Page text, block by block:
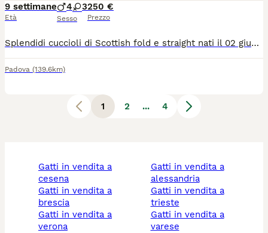
9 settimane
Età
4 3
Sesso
250 €
Prezzo
Splendidi cuccioli di Scottish fold e straight nati il 02 giugno 2026 cercano famiglia! Mamma Scottish fold blu e papà Scottish straight longhair sono entrambi di nostra proprietà, sanissimi e visionabili con i vostri occhi. I genitori sono sverminati e vacciniti, con libretto sanitario, con test FIV e FELV negativi. I cuccioli - svezzati, sverminati, sono già abituati a lettiera e tiragraffi, a stare con altri animali e con bambini se anche molto piccoli. Chiamateci e saremo felici di darci tutte le informazioni che desiderate.
Padova (139.6km)
1 2 ... 4
gatti in vendita a
cesena
gatti in vendita a
brescia
gatti in vendita a
verona
gatti in vendita a
alessandria
gatti in vendita a
trieste
gatti in vendita a
varese